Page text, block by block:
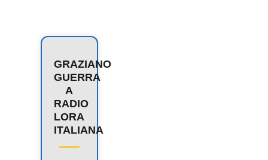
GRAZIANO
GUERRA
A
RADIO
LORA
ITALIANA